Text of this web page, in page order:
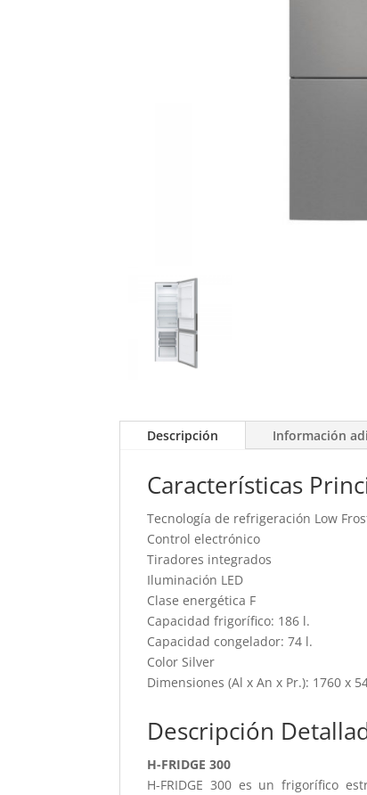
Descripción Información
Características
Tecnología de refrigeración Low
Control electrónico
Tiradores integrados
Iluminación LED
Clase energética F
Capacidad frigorífico: 186 l.
Capacidad congelador: 74 l.
Color Silver
Dimensiones (Al x An x Pr.): 1760 x
Descripción
H-FRIDGE 300
H-FRIDGE 300 es un frigorífico